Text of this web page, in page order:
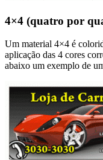
4×4 (quatro por
Um material 4×4 é
aplicação das 4 cores
abaixo um exemplo de